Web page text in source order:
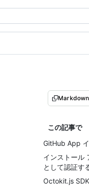
Markdown
この記事で
GitHub App
インストール
として認証す
Octokit.js